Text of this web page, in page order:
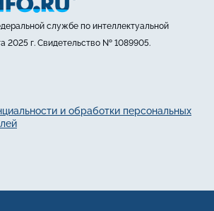
службе по интеллектуальной
2025 г. Свидетельство № 1089905.
и обработки персональных